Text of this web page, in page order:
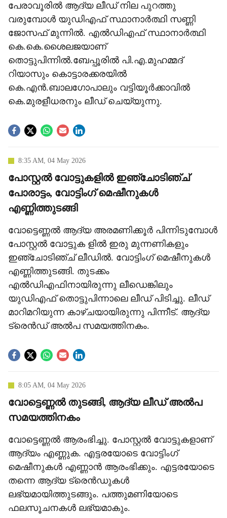
പേരാവൂരില്‍ ആദ്യ ലീഡ് നില പുറത്തു
വരുമ്പോള്‍ യുഡിഎഫ് സ്ഥാനാര്‍ത്ഥി സണ്ണി
ജോസഫ് മുന്നില്‍. എല്‍ഡിഎഫ് സ്ഥാനാര്‍ത്ഥി
കെ.കെ.ശൈലജയാണ്
തൊട്ടുപിന്നില്‍.ബേപ്പൂരില്‍ പി.എ.മുഹമ്മദ്
റിയാസും കൊട്ടാരക്കരയില്‍
കെ.എന്‍.ബാലഗോപാലും വട്ടിയൂര്‍ക്കാവില്‍
കെ.മുരളീധരനും ലീഡ് ചെയ്യുന്നു.
8:35 AM, 04 May 2026
പോസ്റ്റല്‍ വോട്ടുകളില്‍ ഇഞ്ചോടിഞ്ച്
പോരാട്ടം, വോട്ടിംഗ് മെഷീനുകള്‍
എണ്ണിത്തുടങ്ങി
വോട്ടെണ്ണല്‍ ആദ്യ അരമണിക്കൂര്‍ പിന്നിടുമ്പോള്‍
പോസ്റ്റല്‍ വോട്ടുക ളില്‍ ഇരു മുന്നണികളും
ഇഞ്ചോടിഞ്ച് ലീഡില്‍. വോട്ടിംഗ് മെഷീനുകള്‍
എണ്ണിത്തുടങ്ങി. തുടക്കം
എല്‍ഡിഎഫിനായിരുന്നു ലീഡെങ്കിലും
യുഡിഎഫ് തൊട്ടുപിന്നാലെ ലീഡ് പിടിച്ചു. ലീഡ്
മാറിമറിയുന്ന കാഴ്ചയായിരുന്നു പിന്നീട്. ആദ്യ
ട്രെന്‍ഡ് അല്‍പ സമയത്തിനകം.
8:05 AM, 04 May 2026
വോട്ടെണ്ണല്‍ തുടങ്ങി, ആദ്യ ലീഡ് അല്‍പ
സമയത്തിനകം
വോട്ടെണ്ണല്‍ ആരംഭിച്ചു. പോസ്റ്റല്‍ വോട്ടുകളാണ്
ആദ്യം എണ്ണുക. എട്ടരയോടെ വോട്ടിംഗ്
മെഷീനുകള്‍ എണ്ണാന്‍ ആരംഭിക്കും. എട്ടരയോടെ
തന്നെ ആദ്യ ട്രെന്‍ഡുകള്‍
ലഭ്യമായിത്തുടങ്ങും. പത്തുമണിയോടെ
ഫലസൂചനകള്‍ ലഭ്യമാകും.